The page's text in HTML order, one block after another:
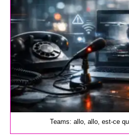
Teams: allo, allo, est-ce